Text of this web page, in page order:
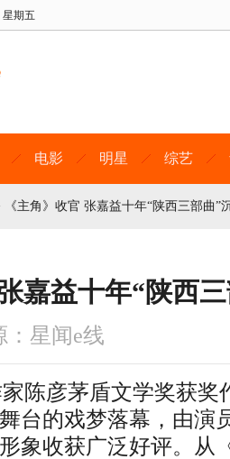
星期五
电影 明星 综艺
《主角》收官 张嘉益十年“陕西三部曲”
嘉益十年“陕西
星闻e线
陈彦茅盾文学奖获奖
台的戏梦落幕，由演
象收获广泛好评。从